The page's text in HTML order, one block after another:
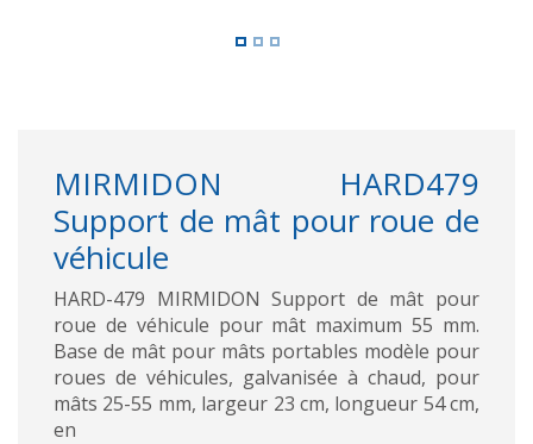
MIRMIDON HARD479
Support de mât pour roue de
véhicule
HARD-479 MIRMIDON Support de mât pour
roue de véhicule pour mât maximum 55 mm.
Base de mât pour mâts portables modèle pour
roues de véhicules, galvanisée à chaud, pour
mâts 25-55 mm, largeur 23 cm, longueur 54 cm,
en